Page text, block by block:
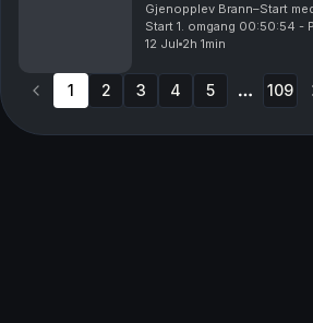
Gjenopplev Brann–Start med
Start 1. omgang 00:50:54 -
omgang 01:16:04 - 0-1 til
12 Jul 2h 1min
1 2 3 4 5 109